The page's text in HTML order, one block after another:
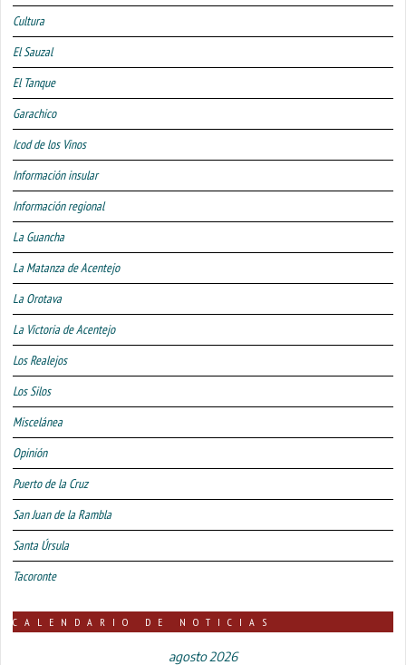
Cultura
El Sauzal
El Tanque
Garachico
Icod de los Vinos
Información insular
Información regional
La Guancha
La Matanza de Acentejo
La Orotava
La Victoria de Acentejo
Los Realejos
Los Silos
Miscelánea
Opinión
Puerto de la Cruz
San Juan de la Rambla
Santa Úrsula
Tacoronte
CALENDARIO DE NOTICIAS
agosto 2026